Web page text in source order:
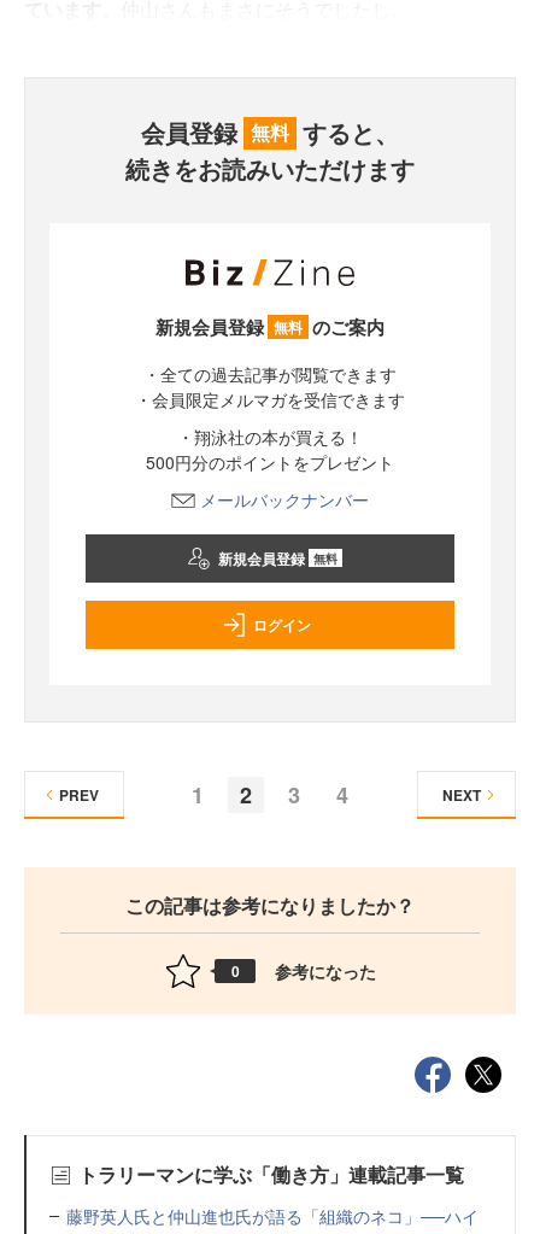
会員登録 無料 すると、
続きをお読みいただけます
新規会員登録 無料 のご案内
・全ての過去記事が閲覧できます
・会員限定メルマガを受信できます
・翔泳社の本が買える！
500円分のポイントをプレゼント
メールバックナンバー
新規会員登録 無料
ログイン
1 2 3 4
PREV NEXT
この記事は参考になりましたか？
0 参考になった
トラリーマンに学ぶ「働き方」連載記事一覧
藤野英人氏と仲山進也氏が語る「組織のネコ」──ハイ